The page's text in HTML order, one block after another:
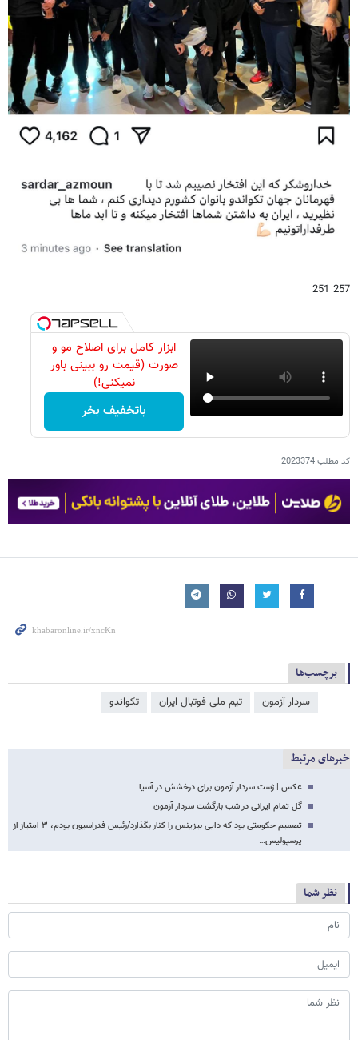
257 251
ابزار کامل برای اصلاح مو و
صورت (قیمت رو ببینی باور
نمیکنی!)
باتخفیف بخر
کد مطلب2023374
برچسب‌ها
سردار آزمون تیم ملی فوتبال ایران تکواندو
خبرهای مرتبط
عکس | ژست سردار آزمون برای درخشش در آسیا
گل تمام ایرانی در شب بازگشت سردار آزمون
تصمیم حکومتی بود که دایی بیزینس را کنار بگذارد/رئیس فدراسیون بودم، ۳ امتیاز از
پرسپولیس…
نظر شما